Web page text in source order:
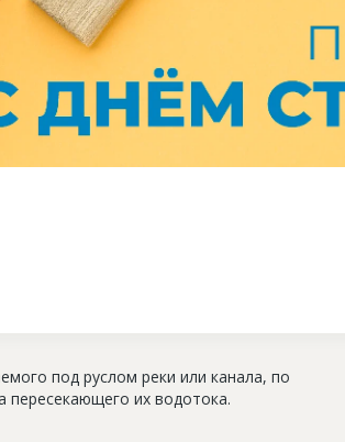
Горячие
Глоссарий
под руслом реки или канала, по
пересекающего их водотока.